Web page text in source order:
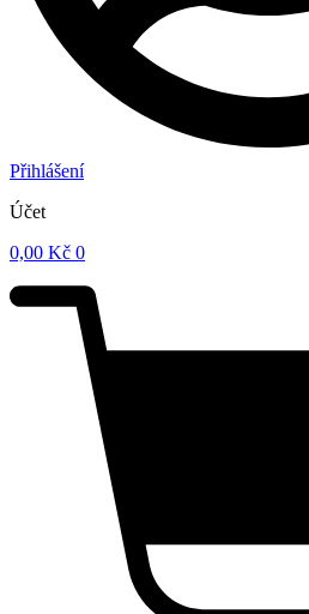
Přihlášení
Účet
0,00 Kč 0